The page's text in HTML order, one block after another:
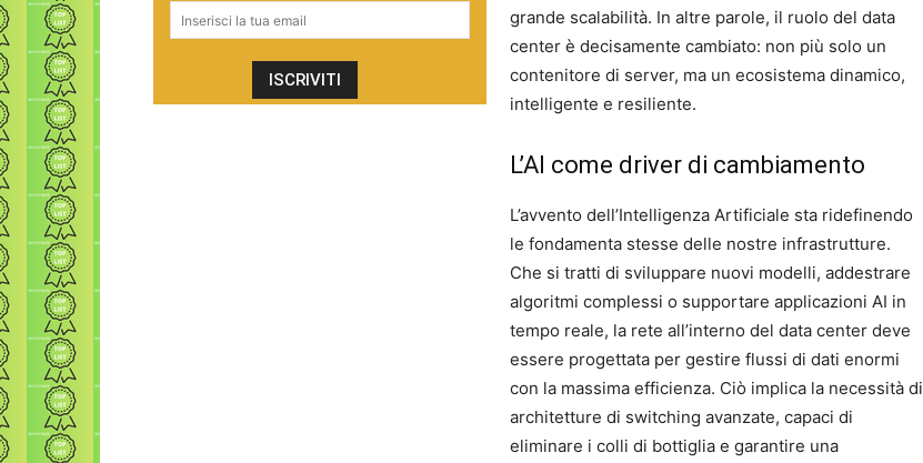
grande scalabilità. In altre parole, il ruolo del data
center è decisamente cambiato: non più solo un
contenitore di server, ma un ecosistema dinamico,
intelligente e resiliente.
L’AI come driver di cambiamento
L’avvento dell’Intelligenza Artificiale sta ridefinendo
le fondamenta stesse delle nostre infrastrutture.
Che si tratti di sviluppare nuovi modelli, addestrare
algoritmi complessi o supportare applicazioni AI in
tempo reale, la rete all’interno del data center deve
essere progettata per gestire flussi di dati enormi
con la massima efficienza. Ciò implica la necessità di
architetture di switching avanzate, capaci di
eliminare i colli di bottiglia e garantire una